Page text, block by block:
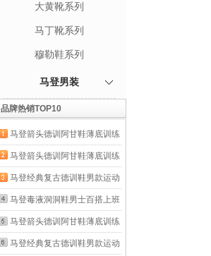
大黄靴系列
马丁靴系列
穆勒鞋系列
马登男装
品牌热销TOP10
马登箭头德训阿甘鞋薄底训练
健身板鞋网面透气运动男士夏
季休闲鞋男鞋 米白色 【男士
休闲鞋/鞋子男款/男鞋春秋款/
情侣鞋】 42 男码-偏大一码
马登箭头德训阿甘鞋薄底训练
健身板鞋网面透气运动男士夏
季休闲鞋男鞋 米白色 【男士
休闲鞋/鞋子男款/男鞋春秋款/
情侣鞋】 41 男码-偏大一码
马登经典复古德训鞋男款运动
休闲板鞋小白鞋平底健身训练
阿甘鞋子 灰色 【经典款】百
搭舒适户外骑行鞋 42
马登毒液洞洞鞋男士百搭上班
通勤沙滩鞋户外穿全包头透气
涉水凉鞋夏 黑色（通勤/休
马登箭头德训阿甘鞋薄底训练
健身板鞋网面透气运动男士夏
马登经典复古德训鞋男款运动